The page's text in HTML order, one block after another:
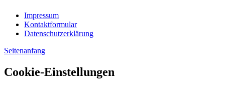
Impressum
Kontaktformular
Datenschutzerklärung
Seitenanfang
Cookie-Einstellungen